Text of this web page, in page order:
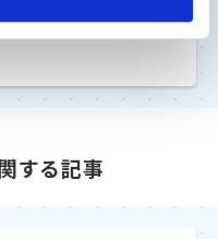
めにも膝の痛みに困
する記事